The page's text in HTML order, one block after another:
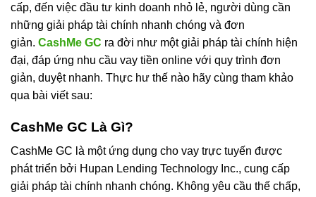
cấp, đến việc đầu tư kinh doanh nhỏ lẻ, người dùng cần
những giải pháp tài chính nhanh chóng và đơn
giản. CashMe GC ra đời như một giải pháp tài chính hiện
đại, đáp ứng nhu cầu vay tiền online với quy trình đơn
giản, duyệt nhanh. Thực hư thế nào hãy cùng tham khảo
qua bài viết sau:
CashMe GC Là Gì?
CashMe GC là một ứng dụng cho vay trực tuyến được
phát triển bởi Hupan Lending Technology Inc., cung cấp
giải pháp tài chính nhanh chóng. Không yêu cầu thế chấp,